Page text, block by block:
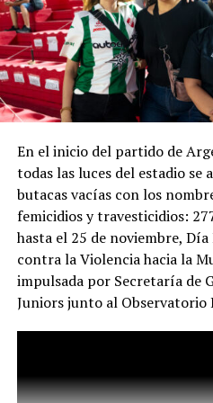
mientras el oficialismo
reuniones para coordinar
del miércoles con la SIDE
del Estado) que
Caputo, confirmando el
desde el gobierno. La
Milei / Bullrich no parece
ni de la crisis social, sino
periodismo que
trabajo y ejercer la libertad
completo.
El video muestra las imágenes
Grillo, a quien le apuntaron
En el inicio del partido de
todas las luces del estadio
butacas vacías con los
femicidios y travesticidios:
hasta el 25 de noviembre,
contra la Violencia hacia la
impulsada por Secretaría de
Juniors junto al Observatorio